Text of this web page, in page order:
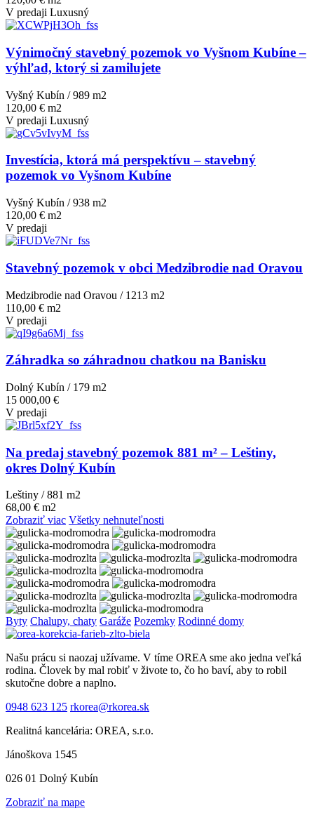
V predaji Luxusný
Výnimočný stavebný pozemok vo Vyšnom Kubíne –
výhľad, ktorý si zamilujete
Vyšný Kubín / 989 m2
120,00 € m2
V predaji Luxusný
Investícia, ktorá má perspektívu – stavebný
pozemok vo Vyšnom Kubíne
Vyšný Kubín / 938 m2
120,00 € m2
V predaji
Stavebný pozemok v obci Medzibrodie nad Oravou
Medzibrodie nad Oravou / 1213 m2
110,00 € m2
V predaji
Záhradka so záhradnou chatkou na Banisku
Dolný Kubín / 179 m2
15 000,00 €
V predaji
Na predaj stavebný pozemok 881 m² – Leštiny,
okres Dolný Kubín
Leštiny / 881 m2
68,00 € m2
Zobraziť viac Všetky nehnuteľnosti
Byty Chalupy, chaty Garáže Pozemky Rodinné domy
Našu prácu si naozaj užívame. V tíme OREA sme ako jedna veľká
rodina. Človek by mal robiť v živote to, čo ho baví, aby to robil
skutočne dobre a naplno.
0948 623 125 rkorea@rkorea.sk
Realitná kancelária: OREA, s.r.o.
Jánoškova 1545
026 01 Dolný Kubín
Zobraziť na mape